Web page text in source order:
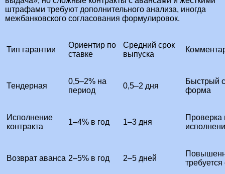
штрафами требуют дополнительного анализа, иногда
межбанковского согласования формулировок.
Тип гарантии
Ориентир по
ставке
Средний срок
выпуска
Тендерная
0,5–2% на
период
0,5–2 дня
Быстрый
форма
Исполнение
контракта
1–4% в год 1–3 дня
Проверка
Возврат аванса 2–5% в год 2–5 дней